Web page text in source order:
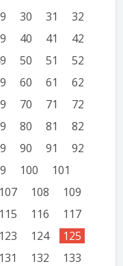
30 31
32
40 41
42
50 51
52
60 61
62
70 71
72
80 81
82
90 91
92
100
101
107 108
109
115 116
117
123 124
125
131 132
133